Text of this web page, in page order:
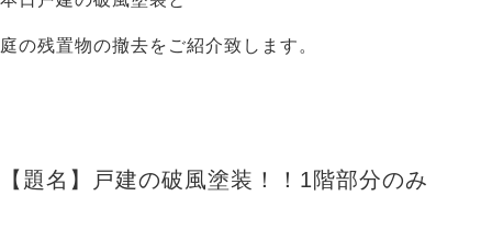
庭の残置物の撤去をご紹介致します。
【題名】戸建の破風塗装！！1階部分のみ